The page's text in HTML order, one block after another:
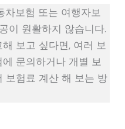
차보험 또는 여행자보
이 원활하지 않습니다.
보고 싶다면, 여러 보
문의하거나 개별 보
보험료 계산 해 보는 방